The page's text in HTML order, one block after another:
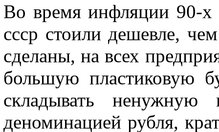
Во время инфляции 90-х
ссср стоили дешевле,
сделаны, на всех
большую пластиковую
складывать
деноминацией рубля,